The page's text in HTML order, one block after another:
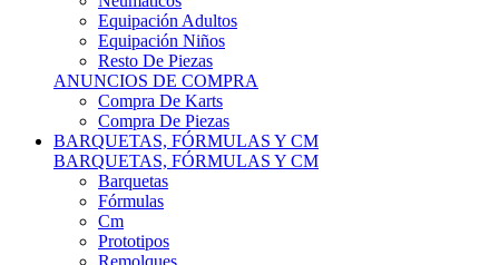
Equipación Niños
Resto De Piezas
ANUNCIOS DE COMPRA
Compra De Karts
Compra De Piezas
BARQUETAS, FÓRMULAS Y CM
BARQUETAS, FÓRMULAS Y CM
Barquetas
Fórmulas
Cm
Prototipos
Remolques
PIEZAS Y EQUIPACIONES